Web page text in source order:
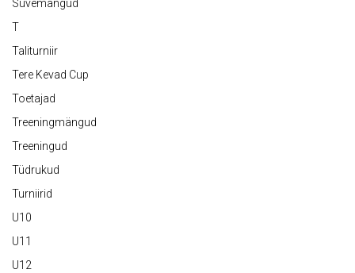
Suvemängud
T
Taliturniir
Tere Kevad Cup
Toetajad
Treeningmängud
Treeningud
Tüdrukud
Turniirid
U10
U11
U12